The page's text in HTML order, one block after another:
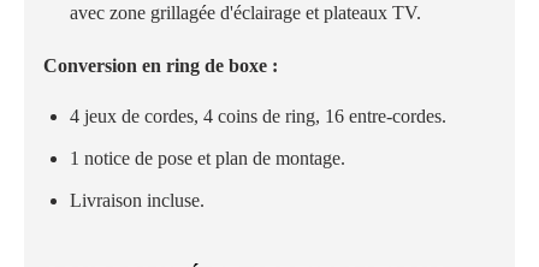
avec zone grillagée d'éclairage et plateaux TV.
Conversion en ring de boxe :
4 jeux de cordes, 4 coins de ring, 16 entre-cordes.
1 notice de pose et plan de montage.
Livraison incluse.